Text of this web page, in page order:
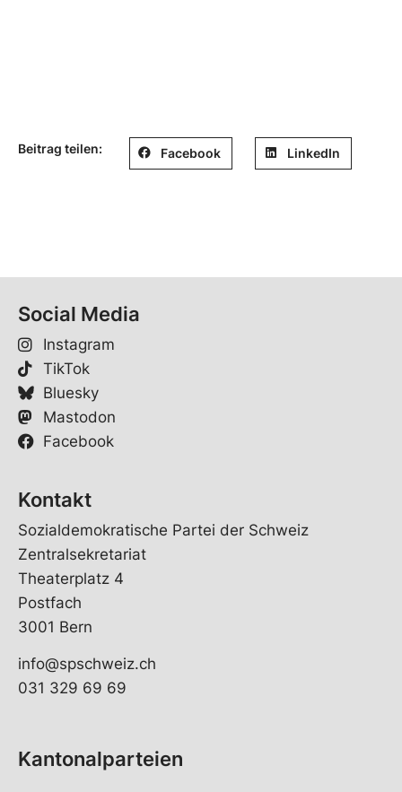
Beitrag teilen: Facebook LinkedIn
Social Media
Instagram
TikTok
Bluesky
Mastodon
Facebook
Kontakt
Sozialdemokratische Partei der Schweiz
Zentralsekretariat
Theaterplatz 4
Postfach
3001 Bern
info@spschweiz.ch
031 329 69 69
Kantonalparteien